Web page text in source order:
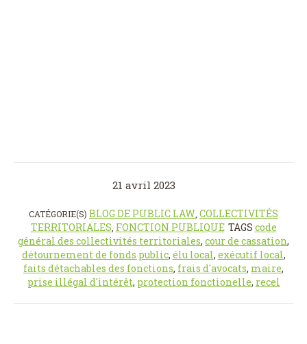
21 avril 2023
CATÉGORIE(S) BLOG DE PUBLIC LAW COLLECTIVITÉS
TERRITORIALES FONCTION PUBLIQUE TAGS code
général des collectivités territoriales, cour de cassation,
détournement de fonds public, élu local, exécutif local,
faits détachables des fonctions, frais d'avocats, maire,
prise illégal d'intérêt, protection fonctionelle, recel